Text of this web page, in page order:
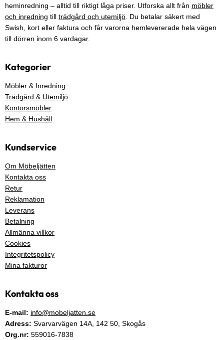
heminredning – alltid till riktigt låga priser. Utforska allt från möbler
och inredning till trädgård och utemiljö . Du betalar säkert med
Swish, kort eller faktura och får varorna hemlevererade hela vägen
till dörren inom 6 vardagar.
Kategorier
Möbler & Inredning
Trädgård & Utemiljö
Kontorsmöbler
Hem & Hushåll
Kundservice
Om Möbeljätten
Kontakta oss
Retur
Reklamation
Leverans
Betalning
Allmänna villkor
Cookies
Integritetspolicy
Mina fakturor
Kontakta oss
E-mail: info@mobeljatten.se
Adress: Svarvarvägen 14A, 142 50 , Skogås
Org.nr: 559016-7838